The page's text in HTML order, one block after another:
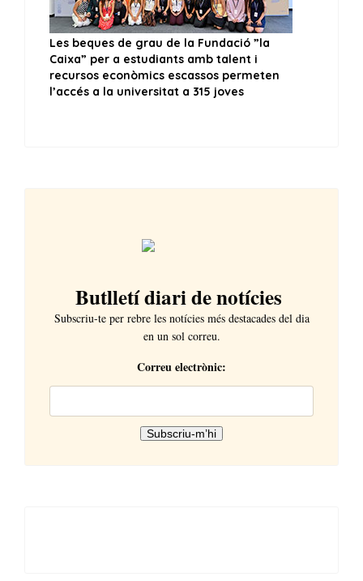
Butlletí diari de notícies
Subscriu-te per rebre les notícies més destacades del dia
en un sol correu.
Correu electrònic: